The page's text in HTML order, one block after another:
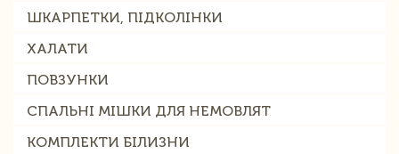
ШКАРПЕТКИ, ПІДКОЛІНКИ
ХАЛАТИ
ПОВЗУНКИ
СПАЛЬНІ МІШКИ ДЛЯ НЕМОВЛЯТ
КОМПЛЕКТИ БІЛИЗНИ